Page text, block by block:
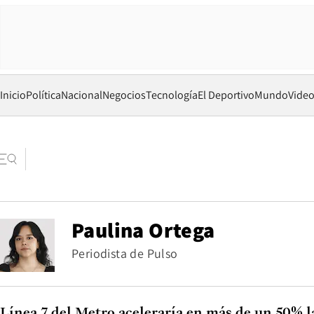
InicioPolíticaNacionalNegociosTecnologíaEl DeportivoMundo
Paulina Ortega
Periodista de Pulso